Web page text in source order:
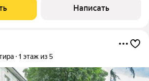
сочетает загородную атмосферу с
Написать
1 этаж из 5